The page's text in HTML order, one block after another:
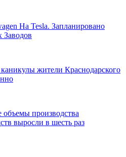
На Tesla. Запланировано
жители Краснодарского
производства
выросли в шесть раз